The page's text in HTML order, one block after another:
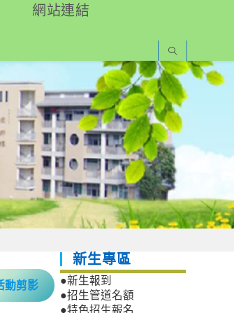
網站連結
動剪影
新生專區
●新生報到
●招生管道名額
●特色招生報名